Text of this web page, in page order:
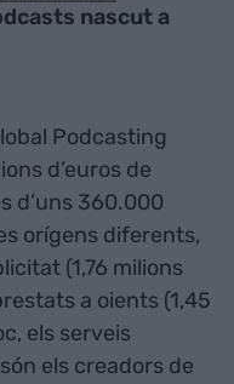
nascut a
Podcasting
d’euros de
d’uns 360.000
orígens diferents,
(1,76 milions
a oients (1,45
els serveis
els creadors de